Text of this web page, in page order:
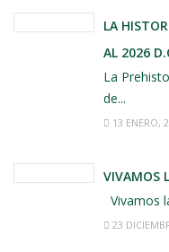
LA
AL 2026
La
de...
13 ENERO,
VIVAMOS
Vivamos
23